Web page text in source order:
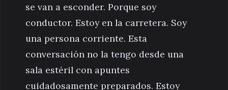
se van a esconder. Porque soy
conductor. Estoy en la carretera. Soy
una persona corriente. Esta
conversación no la tengo desde una
sala estéril con apuntes
cuidadosamente preparados. Estoy